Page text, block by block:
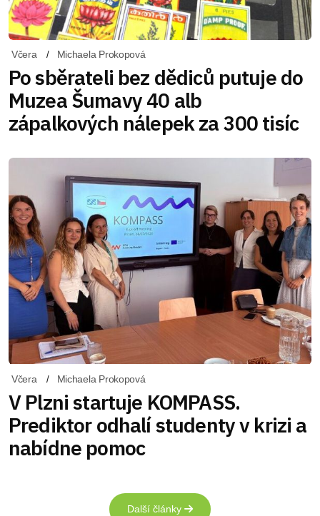
Včera Michaela Prokopová
Po sběrateli bez dědiců putuje do
Muzea Šumavy 40 alb
zápalkových nálepek za 300 tisíc
Včera Michaela Prokopová
V Plzni startuje KOMPASS.
Prediktor odhalí studenty v krizi a
nabídne pomoc
Další články